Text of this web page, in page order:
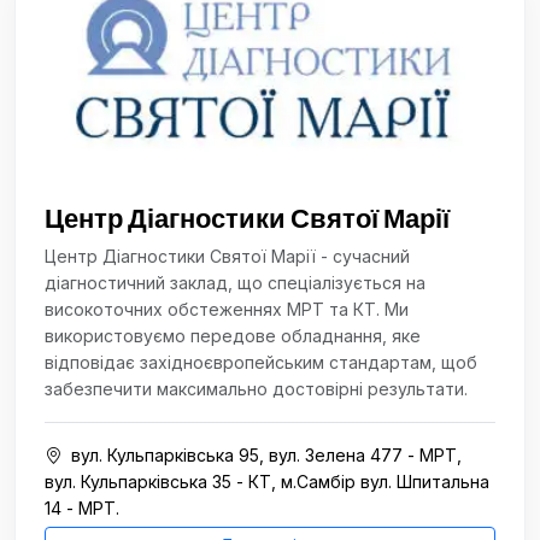
Центр Діагностики Святої Марії
Центр Діагностики Святої Марії - сучасний
діагностичний заклад, що спеціалізується на
високоточних обстеженнях МРТ та КТ. Ми
використовуємо передове обладнання, яке
відповідає західноєвропейським стандартам, щоб
забезпечити максимально достовірні результати.
вул. Кульпарківська 95, вул. Зелена 477 - МРТ,
вул. Кульпарківська 35 - КТ, м.Самбір вул. Шпитальна
14 - МРТ.